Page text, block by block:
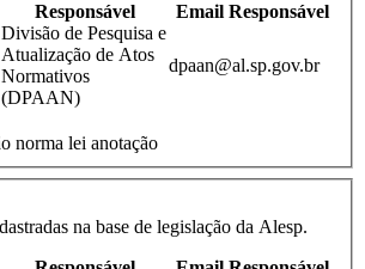
Responsável
Email Responsável
Divisão de Pesquisa e
Atualização de Atos
Normativos
(DPAAN)
dpaan@al.sp.gov.br
norma lei anotação
na base de legislação da Alesp.